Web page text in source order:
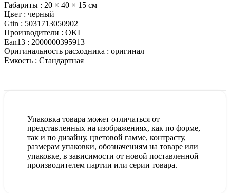
Габариты : 20 × 40 × 15 см
Цвет : черный
Gtin : 5031713050902
Производители : OKI
Ean13 : 2000000395913
Оригинальность расходника : оригинал
Емкость : Стандартная
Упаковка товара может отличаться от
представленных на изображениях, как по форме,
так и по дизайну, цветовой гамме, контрасту,
размерам упаковки, обозначениям на товаре или
упаковке, в зависимости от новой поставленной
производителем партии или серии товара.